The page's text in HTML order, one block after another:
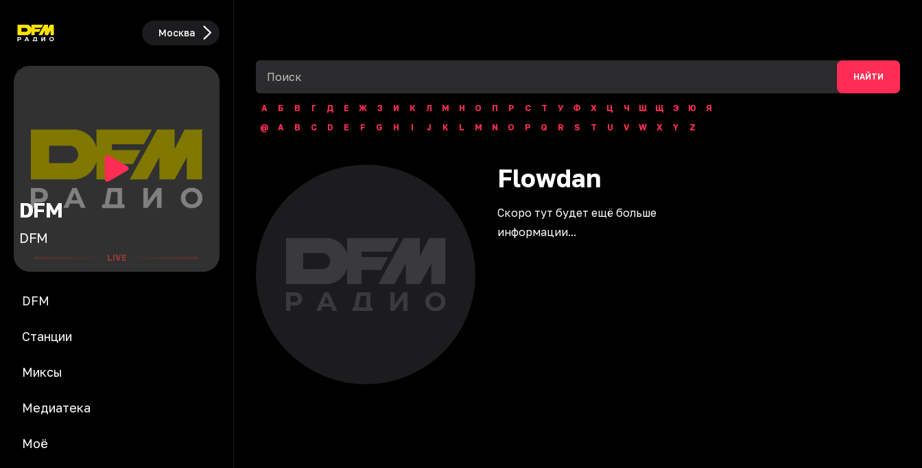
Москва
DFM
DFM
LIVE
DFM
Станции
Миксы
Медиатека
Моё
НАЙТИ
А Б В Г Д Е Ж З И К Л М Н О П Р С Т У Ф Х Ц Ч Ш Щ Э Ю
Я
@
A B C D E F G H I J K L M N O P Q R S T U V W X Y Z
Flowdan
Скоро тут будет ещё больше
информации...